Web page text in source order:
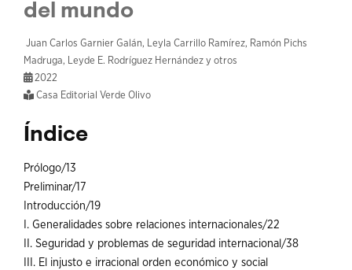
del mundo
Juan Carlos Garnier Galán, Leyla Carrillo Ramírez, Ramón Pichs
Madruga, Leyde E. Rodríguez Hernández y otros
2022
Casa Editorial Verde Olivo
Índice
Prólogo/13
Preliminar/17
Introducción/19
I. Generalidades sobre relaciones internacionales/22
II. Seguridad y problemas de seguridad internacional/38
III. El injusto e irracional orden económico y social